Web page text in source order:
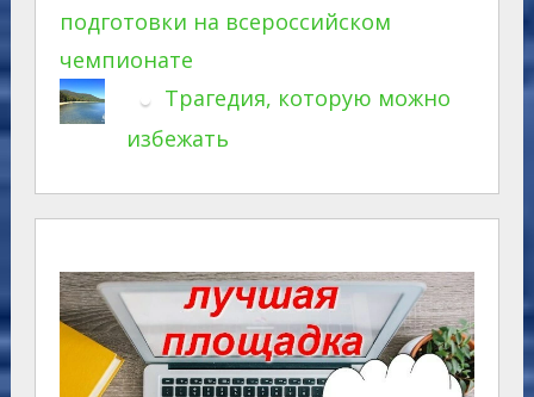
подготовки на всероссийском
чемпионате
Трагедия, которую можно
избежать